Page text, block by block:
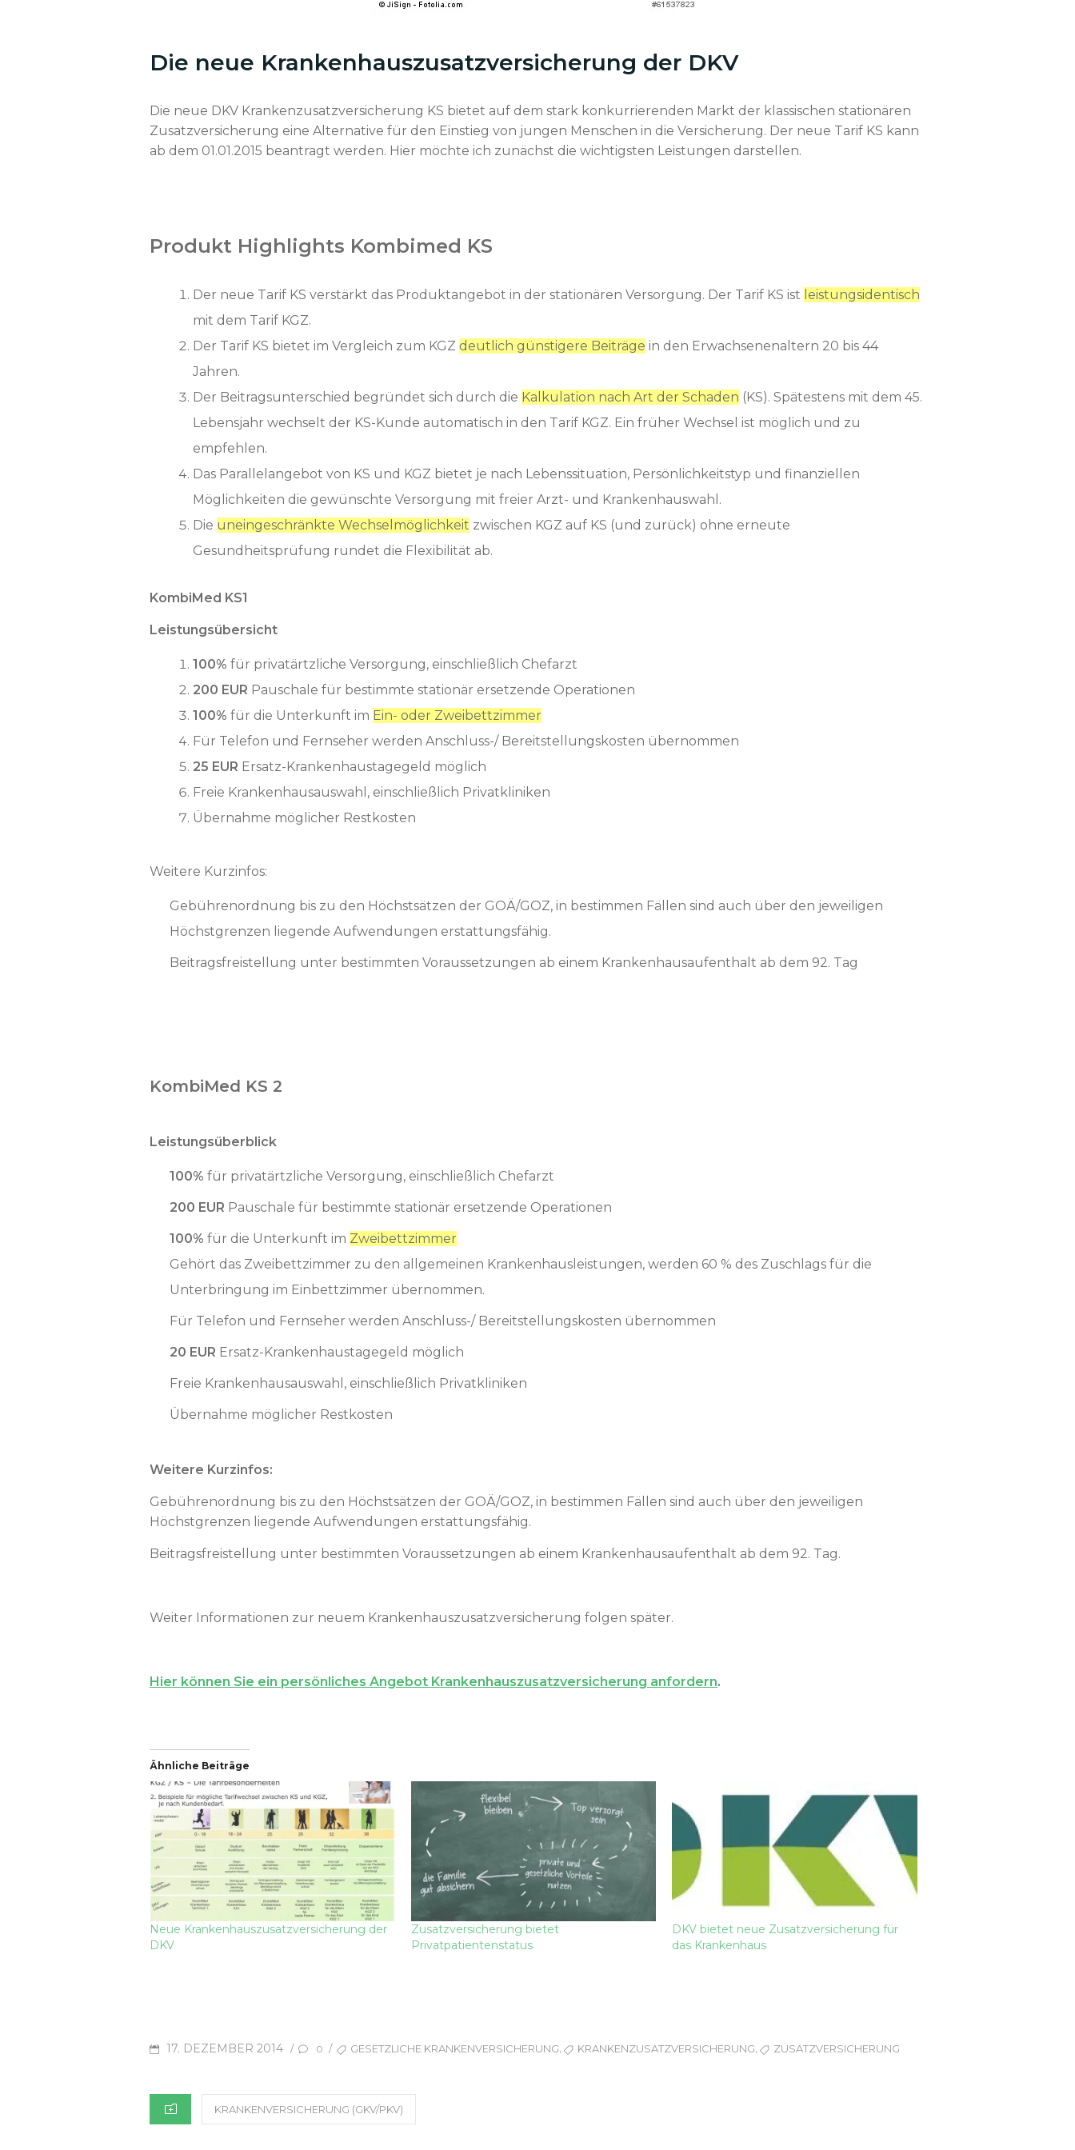
Die neue Krankenhauszusatzversicherung der DKV
Die neue DKV Krankenzusatzversicherung KS bietet auf dem stark konkurrierenden Markt der klassischen stationären
Zusatzversicherung eine Alternative für den Einstieg von jungen Menschen in die Versicherung. Der neue Tarif KS kann
ab dem 01.01.2015 beantragt werden. Hier möchte ich zunächst die wichtigsten Leistungen darstellen.
Produkt Highlights Kombimed KS
Der neue Tarif KS verstärkt das Produktangebot in der stationären Versorgung. Der Tarif KS ist leistungsidentisch
mit dem Tarif KGZ.
Der Tarif KS bietet im Vergleich zum KGZ deutlich günstigere Beiträge in den Erwachsenenaltern 20 bis 44
Jahren.
Der Beitragsunterschied begründet sich durch die Kalkulation nach Art der Schaden (KS). Spätestens mit dem 45.
Lebensjahr wechselt der KS-Kunde automatisch in den Tarif KGZ. Ein früher Wechsel ist möglich und zu
empfehlen.
Das Parallelangebot von KS und KGZ bietet je nach Lebenssituation, Persönlichkeitstyp und finanziellen
Möglichkeiten die gewünschte Versorgung mit freier Arzt- und Krankenhauswahl.
Die uneingeschränkte Wechselmöglichkeit zwischen KGZ auf KS (und zurück) ohne erneute
Gesundheitsprüfung rundet die Flexibilität ab.
KombiMed KS1
Leistungsübersicht
100% für privatärtzliche Versorgung, einschließlich Chefarzt
200 EUR Pauschale für bestimmte stationär ersetzende Operationen
100% für die Unterkunft im Ein- oder Zweibettzimmer
Für Telefon und Fernseher werden Anschluss-/ Bereitstellungskosten übernommen
25 EUR Ersatz-Krankenhaustagegeld möglich
Freie Krankenhausauswahl, einschließlich Privatkliniken
Übernahme möglicher Restkosten
Weitere Kurzinfos:
Gebührenordnung bis zu den Höchstsätzen der GOÄ/GOZ, in bestimmen Fällen sind auch über den jeweiligen
Höchstgrenzen liegende Aufwendungen erstattungsfähig.
Beitragsfreistellung unter bestimmten Voraussetzungen ab einem Krankenhausaufenthalt ab dem 92. Tag
KombiMed KS 2
Leistungsüberblick
100% für privatärtzliche Versorgung, einschließlich Chefarzt
200 EUR Pauschale für bestimmte stationär ersetzende Operationen
100% für die Unterkunft im Zweibettzimmer
Gehört das Zweibettzimmer zu den allgemeinen Krankenhausleistungen, werden 60 % des Zuschlags für die
Unterbringung im Einbettzimmer übernommen.
Für Telefon und Fernseher werden Anschluss-/ Bereitstellungskosten übernommen
20 EUR Ersatz-Krankenhaustagegeld möglich
Freie Krankenhausauswahl, einschließlich Privatkliniken
Übernahme möglicher Restkosten
Weitere Kurzinfos:
Gebührenordnung bis zu den Höchstsätzen der GOÄ/GOZ, in bestimmen Fällen sind auch über den jeweiligen
Höchstgrenzen liegende Aufwendungen erstattungsfähig.
Beitragsfreistellung unter bestimmten Voraussetzungen ab einem Krankenhausaufenthalt ab dem 92. Tag.
Weiter Informationen zur neuem Krankenhauszusatzversicherung folgen später.
Hier können Sie ein persönliches Angebot Krankenhauszusatzversicherung anfordern.
Ähnliche Beiträge
Neue Krankenhauszusatzversicherung der
DKV
Zusatzversicherung bietet
Privatpatientenstatus
DKV bietet neue Zusatzversicherung für
das Krankenhaus
POSTED
17. DEZEMBER 2014 / 0 / TAGSGESETZLICHE KRANKENVERSICHERUNG, KRANKENZUSATZVERSICHERUNG, ZUSATZVERSICHERUNG
CATEGORIES
KRANKENVERSICHERUNG (GKV/PKV)